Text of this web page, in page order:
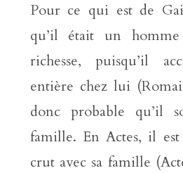
Pour ce qui est de
qu’il était un homme
richesse, puisqu’il
entière chez lui
donc probable qu’il
famille. En Actes, il
crut avec sa famille